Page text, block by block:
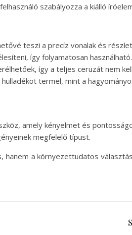
szabályozza a kiálló
teszi a precíz vonalak és
így folyamatosan használható.
így a teljes ceruzát nem
termel, mint a
amely kényelmet és
megfelelő típust.
hanem a környezettudatos